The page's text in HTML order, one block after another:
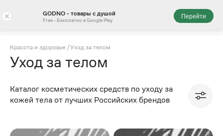
× GODNO - товары с душой
Free - Бесплатно в Google Play
Перейти
Красота и здоровье /Уход за телом
Уход за телом
Каталог косметических средств по уходу за
кожей тела от лучших Российских брендов